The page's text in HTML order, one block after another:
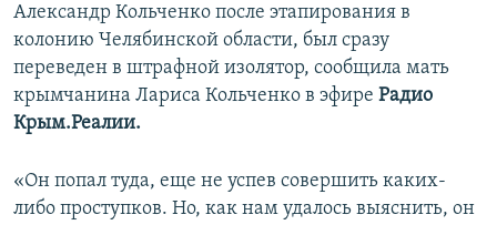
Александр Кольченко после этапирования в
колонию Челябинской области, был сразу
переведен в штрафной изолятор, сообщила мать
крымчанина Лариса Кольченко в эфире Радио
Крым.Реалии.
«Он попал туда, еще не успев совершить каких-
либо проступков. Но, как нам удалось выяснить, он